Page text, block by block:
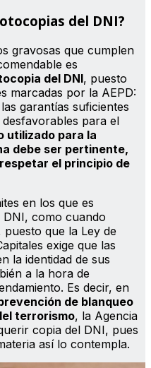
del DNI?
gravosas que cumplen
es
del DNI, puesto
marcadas por la AEPD:
garantías suficientes
para el
utilizado para la
debe ser pertinente,
el principio de
en los que es
como cuando
que la Ley de
exige que las
la identidad de sus
a la hora de
Es decir, en
de blanqueo
terrorismo, la Agencia
copia del DNI, pues
así lo contempla.